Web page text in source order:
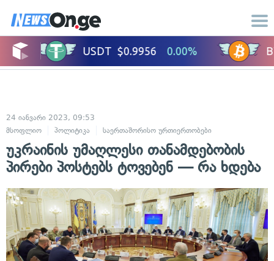
24 იანვარი 2023, 09:53
მსოფლიო
პოლიტიკა საერთაშორისო ურთიერთობები
უკრაინის უმაღლესი თანამდებობის
პირები პოსტებს ტოვებენ — რა ხდება